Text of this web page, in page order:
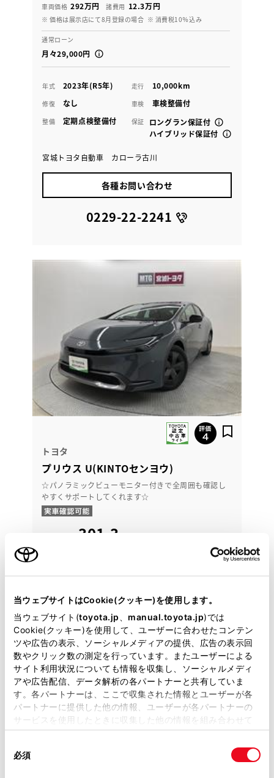
当ウェブサイトはCookie(クッキー)を使用します。
当ウェブサイト(toyota.jp manual.toyota.jp)では
Cookie(クッキー)を使用して、ユーザーに合わせたコンテン
ツや広告の表示、ソーシャルメディアの提供、広告の表示回
数やクリック数の測定を行っています。またユーザーによる
サイト利用状況についても情報を収集し、ソーシャルメディ
アや広告配信、データ解析の各パートナーと共有していま
す。各パートナーは、ここで収集された情報とユーザーが各
パートナーに提供した他の情報、ユーザーが各パートナーの
サービスを使用したときに収集した他の情報を組み合わせて
使用することがあります。当ウェブサイトの使用を続行する
必須
車両価格 292万円 諸費用 12.3万円
※ 価格は展示店にて8月登録の場合 ※ 消費税10％込み
通常ローン
月々29,000円
年式 2023年(R5年) 走行 10,000km
修復 なし 車検 車検整備付
整備 定期点検整備付 保証
ロングラン保証付
ハイブリッド保証付
宮城トヨタ自動車 カローラ古川
各種お問い合わせ
0229-22-2241
トヨタ
プリウス U(KINTOセンヨウ)
☆パノラミックビューモニター付きで全周囲も確認し
やすくサポートしてくれます☆
301.3
月々28,400円
年式 2023年(R5年) 走行 35,000km
修復 なし 車検 車検整備付
整備 定期点検整備付 保証 ロングラン保証付
ハイブリッド保証付
宮城トヨタ自動車 カローラ古川
各種お問い合わせ